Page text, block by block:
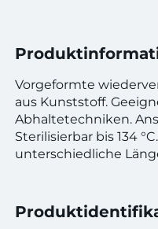
Vorgeformte
aus Kunststoff.
Abhaltetechniken.
Sterilisierbar bis 134
unterschiedliche